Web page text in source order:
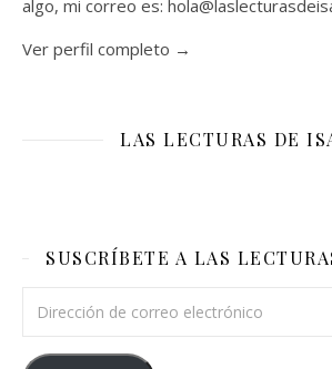
algo, mi correo es:
Ver perfil completo →
LAS LECTURAS DE
SUSCRÍBETE A LAS